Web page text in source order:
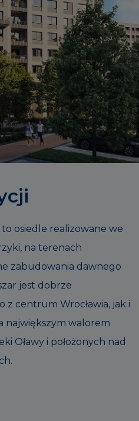
osiedle realizowane we
na terenach
zabudowania dawnego
jest dobrze
centrum Wrocławia, jak i
największym walorem
Oławy i położonych nad